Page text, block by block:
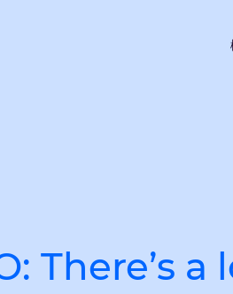
There’s